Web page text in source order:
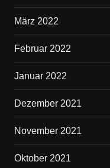
März 2022
Februar 2022
Januar 2022
Dezember 2021
November 2021
Oktober 2021